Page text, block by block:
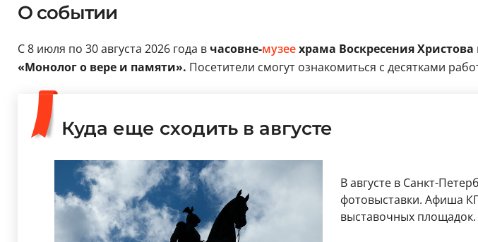
О событии
С 8 июля по 30 августа 2026 года в часовне-музеехрама Воскресения Христова
«Монолог о вере и памяти». Посетители смогут ознакомиться с десятками
Куда еще сходить в августе
В августе в Санкт-
фотовыставки. Афиша
выставочных площадок.